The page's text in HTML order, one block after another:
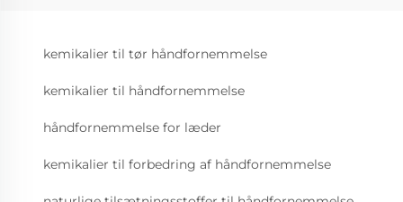
kemikalier til tør håndfornemmelse
kemikalier til håndfornemmelse
håndfornemmelse for læder
kemikalier til forbedring af håndfornemmelse